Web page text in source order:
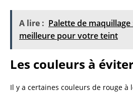
A lire : Palette de
meilleure pour votre teint
Les couleurs à
Il y a certaines couleurs de rouge à